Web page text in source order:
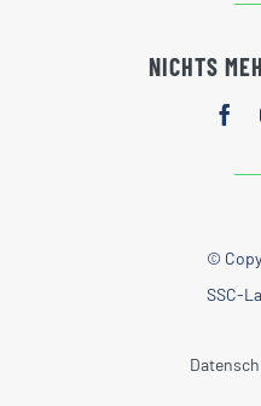
NICHTS
©
SSC-